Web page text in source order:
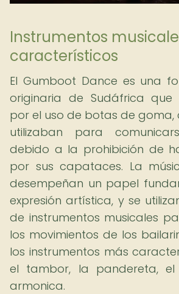
Instrumentos
característicos
El Gumboot Dance es una
originaria de Sudáfrica que
por el uso de botas de goma,
utilizaban para
debido a la prohibición de
por sus capataces. La
desempeñan un papel
expresión artística, y se
de instrumentos musicales
los movimientos de los
los instrumentos más
el tambor, la pandereta,
armonica.